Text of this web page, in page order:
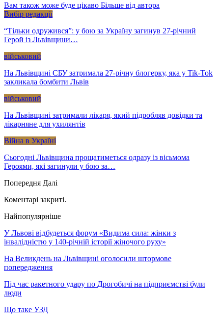
Вам також може буде цікаво Більше від автора
Вибір редакції
“Тільки одружився”: у бою за Україну загинув 27-річний
Герой із Львівщини…
військовий
На Львівщині СБУ затримала 27-річну блогерку, яка у Tik-Tok
закликала бомбити Львів
військовий
На Львівщині затримали лікаря, який підробляв довідки та
лікарняне для ухилянтів
Війна в Україні
Сьогодні Львівщина прощатиметься одразу із вісьмома
Героями, які загинули у бою за…
Попередня Далі
Коментарі закриті.
Найпопулярніше
У Львові відбудеться форум «Видима сила: жінки з
інвалідністю у 140-річній історії жіночого руху»
На Великдень на Львівщині оголосили штормове
попередження
Під час ракетного удару по Дрогобичі на підприємстві були
люди
Що таке УЗД